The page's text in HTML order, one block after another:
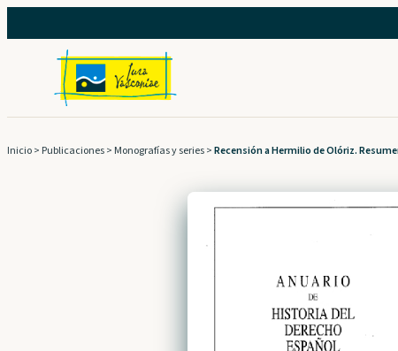
al
contenido
Inicio> Publicaciones> Monografías y series>